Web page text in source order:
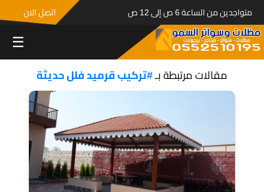
متواجدين من الساعة 6 ص إلى 12 ص اتصل الان
☰
مقالات مرتبطة بـ#تركيب قرميد فلل حديثة